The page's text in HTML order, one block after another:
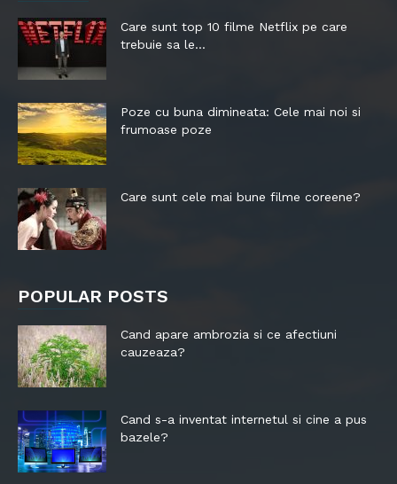
Care sunt top 10 filme Netflix pe care
trebuie sa le...
Poze cu buna dimineata: Cele mai noi si
frumoase poze
Care sunt cele mai bune filme coreene?
POPULAR POSTS
Cand apare ambrozia si ce afectiuni
cauzeaza?
Cand s-a inventat internetul si cine a pus
bazele?